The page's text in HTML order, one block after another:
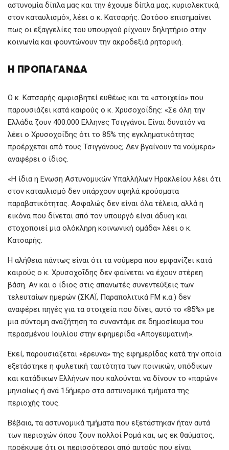
αστυνομία δίπλα μας και την έχουμε δίπλα μας, κυριολεκτικά,
στον καταυλισμό», λέει ο κ. Κατσαρής. Ωστόσο επισημαίνει
πως οι εξαγγελίες του υπουργού ρίχνουν δηλητήριο στην
κοινωνία και φουντώνουν την ακροδεξιά ρητορική.
Η ΠΡΟΠΑΓΆΝΔΑ
Ο κ. Κατσαρής αμφισβητεί ευθέως και τα «στοιχεία» που
παρουσιάζει κατά καιρούς ο κ. Χρυσοχοΐδης: «Σε όλη την
Ελλάδα ζουν 400.000 Eλληνες Τσιγγάνοι. Είναι δυνατόν να
λέει ο Χρυσοχοΐδης ότι το 85% της εγκληματικότητας
προέρχεται από τους Τσιγγάνους; Δεν βγαίνουν τα νούμερα»
αναφέρει ο ίδιος.
«Η ίδια η Ενωση Αστυνομικών Υπαλλήλων Ηρακλείου λέει ότι
στον καταυλισμό δεν υπάρχουν υψηλά κρούσματα
παραβατικότητας. Ασφαλώς δεν είναι όλα τέλεια, αλλά η
εικόνα που δίνεται από τον υπουργό είναι άδικη και
στοχοποιεί μια ολόκληρη κοινωνική ομάδα» λέει ο κ.
Κατσαρής.
Η αλήθεια πάντως είναι ότι τα νούμερα που εμφανίζει κατά
καιρούς ο κ. Χρυσοχοΐδης δεν φαίνεται να έχουν στέρεη
βάση. Αν και ο ίδιος στις απανωτές συνεντεύξεις των
τελευταίων ημερών (ΣΚΑΪ, Παραπολιτικά FM κ.α.) δεν
αναφέρει πηγές για τα στοιχεία που δίνει, αυτό το «85%» με
μια σύντομη αναζήτηση το συναντάμε σε δημοσίευμα του
περασμένου Ιουλίου στην εφημερίδα «Απογευματινή».
Εκεί, παρουσιάζεται «έρευνα» της εφημερίδας κατά την οποία
εξετάστηκε η φυλετική ταυτότητα των ποινικών, υπόδικων
και κατάδικων Ελλήνων που καλούνται να δίνουν το «παρών»
µηνιαίως ή ανά 15ήµερο στα αστυνομικά τμήματα της
περιοχής τους.
Βέβαια, τα αστυνομικά τμήματα που εξετάστηκαν ήταν αυτά
των περιοχών όπου ζουν πολλοί Ρομά και, ως εκ θαύματος,
προέκυψε ότι οι περισσότεροι από αυτούς που είναι